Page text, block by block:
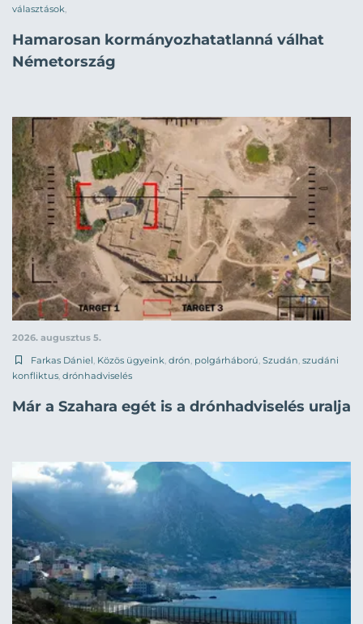
választások
Hamarosan kormányozhatatlanná válhat
Németország
2026. augusztus 5.
Farkas Dániel Közös ügyeink drón polgárháború Szudán szudáni
konfliktus drónhadviselés
Már a Szahara egét is a drónhadviselés uralja